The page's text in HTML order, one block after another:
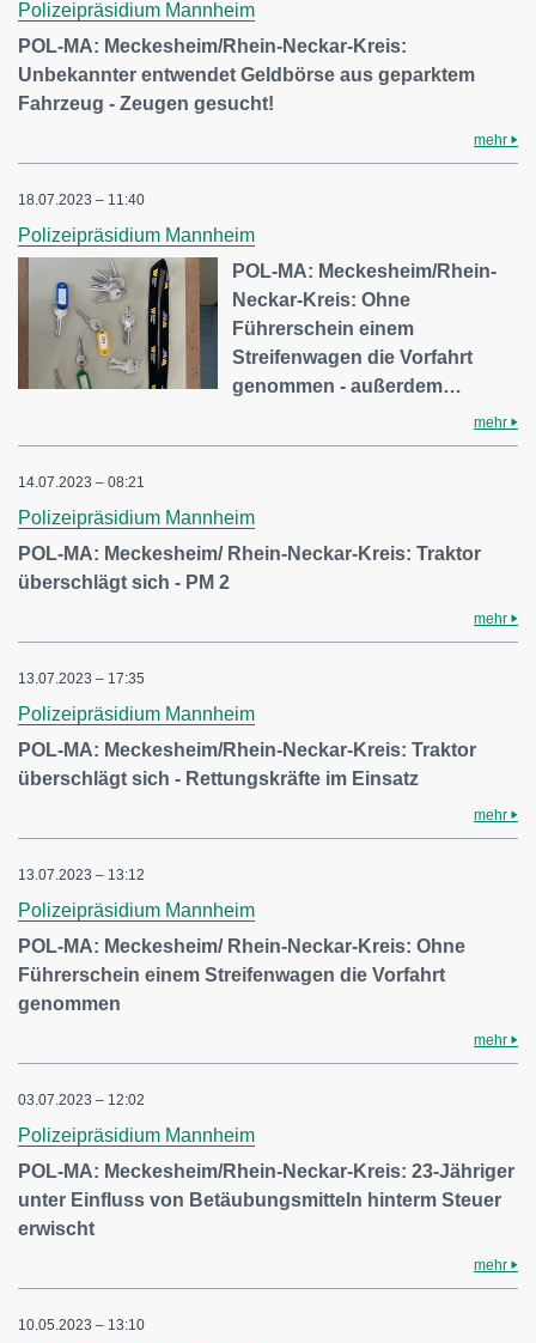
Polizeipräsidium Mannheim
POL-MA: Meckesheim/Rhein-Neckar-Kreis:
Unbekannter entwendet Geldbörse aus geparktem
Fahrzeug - Zeugen gesucht!
mehr
18.07.2023 – 11:40
Polizeipräsidium Mannheim
POL-MA: Meckesheim/Rhein-
Neckar-Kreis: Ohne
Führerschein einem
Streifenwagen die Vorfahrt
genommen - außerdem…
mehr
14.07.2023 – 08:21
Polizeipräsidium Mannheim
POL-MA: Meckesheim/ Rhein-Neckar-Kreis: Traktor
überschlägt sich - PM 2
mehr
13.07.2023 – 17:35
Polizeipräsidium Mannheim
POL-MA: Meckesheim/Rhein-Neckar-Kreis: Traktor
überschlägt sich - Rettungskräfte im Einsatz
mehr
13.07.2023 – 13:12
Polizeipräsidium Mannheim
POL-MA: Meckesheim/ Rhein-Neckar-Kreis: Ohne
Führerschein einem Streifenwagen die Vorfahrt
genommen
mehr
03.07.2023 – 12:02
Polizeipräsidium Mannheim
POL-MA: Meckesheim/Rhein-Neckar-Kreis: 23-Jähriger
unter Einfluss von Betäubungsmitteln hinterm Steuer
erwischt
mehr
10.05.2023 – 13:10